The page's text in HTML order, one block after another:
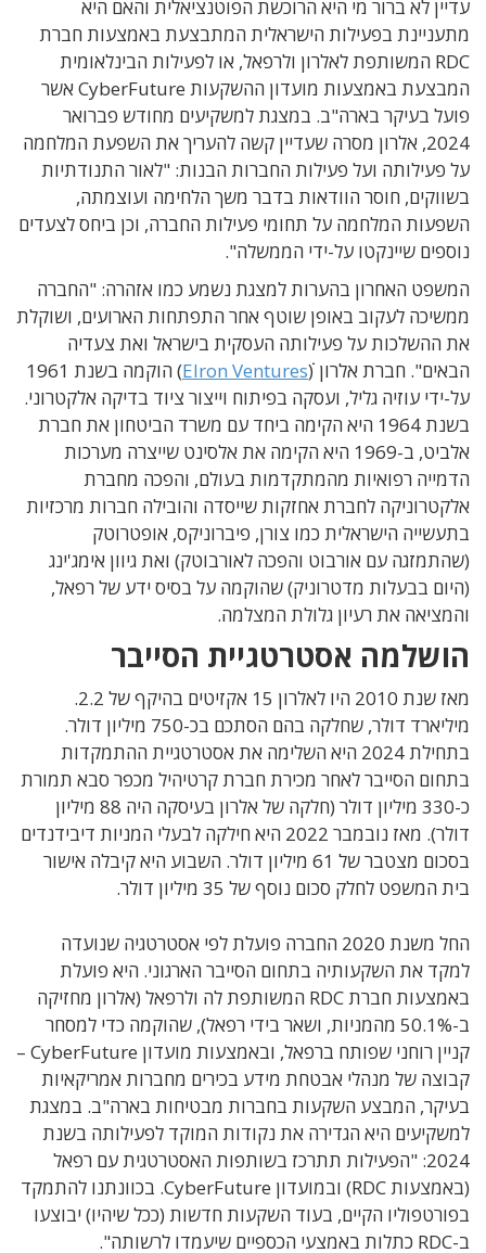
עדיין לא ברור מי היא הרוכשת הפוטנציאלית והאם היא
מתעניינת בפעילות הישראלית המתבצעת באמצעות חברת
RDC המשותפת לאלרון ולרפאל, או לפעילות הבינלאומית
המבצעת באמצעות מועדון ההשקעות CyberFuture אשר
פועל בעיקר בארה"ב. במצגת למשקיעים מחודש פברואר
2024, אלרון מסרה שעדיין קשה להעריך את השפעת המלחמה
על פעילותה ועל פעילות החברות הבנות: "לאור התנודתיות
בשווקים, חוסר הוודאות בדבר משך הלחימה ועוצמתה,
השפעות המלחמה על תחומי פעילות החברה, וכן ביחס לצעדים
נוספים שיינקטו על-ידי הממשלה".
המשפט האחרון בהערות למצגת נשמע כמו אזהרה: "החברה
ממשיכה לעקוב באופן שוטף אחר התפתחות הארועים, ושוקלת
את ההשלכות על פעילותה העסקית בישראל ואת צעדיה
הבאים". חברת אלרון ׁׁׂׂ(Elron Ventures
) הוקמה בשנת 1961
על-ידי עוזיה גליל, ועסקה בפיתוח וייצור ציוד בדיקה אלקטרוני.
בשנת 1964 היא הקימה ביחד עם משרד הביטחון את חברת
אלביט, ב-1969 היא הקימה את אלסינט שייצרה מערכות
הדמייה רפואיות מהמתקדמות בעולם, והפכה מחברת
אלקטרוניקה לחברת אחזקות שייסדה והובילה חברות מרכזיות
בתעשייה הישראלית כמו צורן, פיברוניקס, אופטרוטק
(שהתמזגה עם אורבוט והפכה לאורבוטק) ואת גיוון אימג'ינג
(היום בבעלות מדטרוניק) שהוקמה על בסיס ידע של רפאל,
והמציאה את רעיון גלולת המצלמה.
הושלמה אסטרטגיית הסייבר
מאז שנת 2010 היו לאלרון 15 אקזיטים בהיקף של 2.2.
מיליארד דולר, שחלקה בהם הסתכם בכ-750 מיליון דולר.
בתחילת 2024 היא השלימה את אסטרטגיית ההתמקדות
בתחום הסייבר לאחר מכירת חברת קרטיהיל מכפר סבא תמורת
כ-330 מיליון דולר (חלקה של אלרון בעיסקה היה 88 מיליון
דולר). מאז נובמבר 2022 היא חילקה לבעלי המניות דיבידנדים
בסכום מצטבר של 61 מיליון דולר. השבוע היא קיבלה אישור
בית המשפט לחלק סכום נוסף של 35 מיליון דולר.
החל משנת 2020 החברה פועלת לפי אסטרטגיה שנועדה
למקד את השקעותיה בתחום הסייבר הארגוני. היא פועלת
באמצעות חברת RDC המשותפת לה ולרפאל (אלרון מחזיקה
ב-50.1% מהמניות, ושאר בידי רפאל), שהוקמה כדי למסחר
קניין רוחני שפותח ברפאל, ובאמצעות מועדון CyberFuture –
קבוצה של מנהלי אבטחת מידע בכירים מחברות אמריקאיות
בעיקר, המבצע השקעות בחברות מבטיחות בארה"ב. במצגת
למשקיעים היא הגדירה את נקודות המוקד לפעילותה בשנת
2024: "הפעילות תתרכז בשותפות האסטרטגית עם רפאל
(באמצעות RDC) ובמועדון CyberFuture. בכוונתנו להתמקד
בפורטפוליו הקיים, בעוד השקעות חדשות (ככל שיהיו) יבוצעו
ב-RDC כתלות באמצעי הכספיים שיעמדו לרשותה".